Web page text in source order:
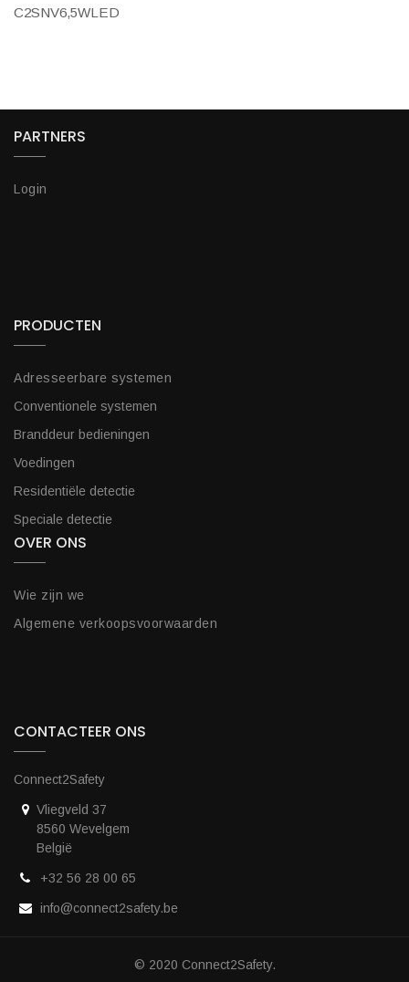
C2SNV6,5WLED
PARTNERS
Login
PRODUCTEN
Adresseerbare systemen
Conventionele systemen
Branddeur bedieningen
Voedingen
Residentiële detectie
Speciale detectie
OVER ONS
Wie zijn we
Algemene verkoopsvoorwaarden
CONTACTEER ONS
Connect2Safety
Vliegveld 37
8560 Wevelgem
België
+32 56 28 00 65
info@connect2safety.be
© 2020 Connect2Safety.